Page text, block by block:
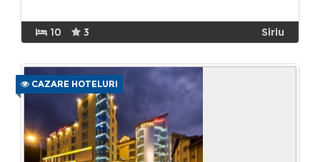
10 3 Siriu
CAZARE HOTELURI